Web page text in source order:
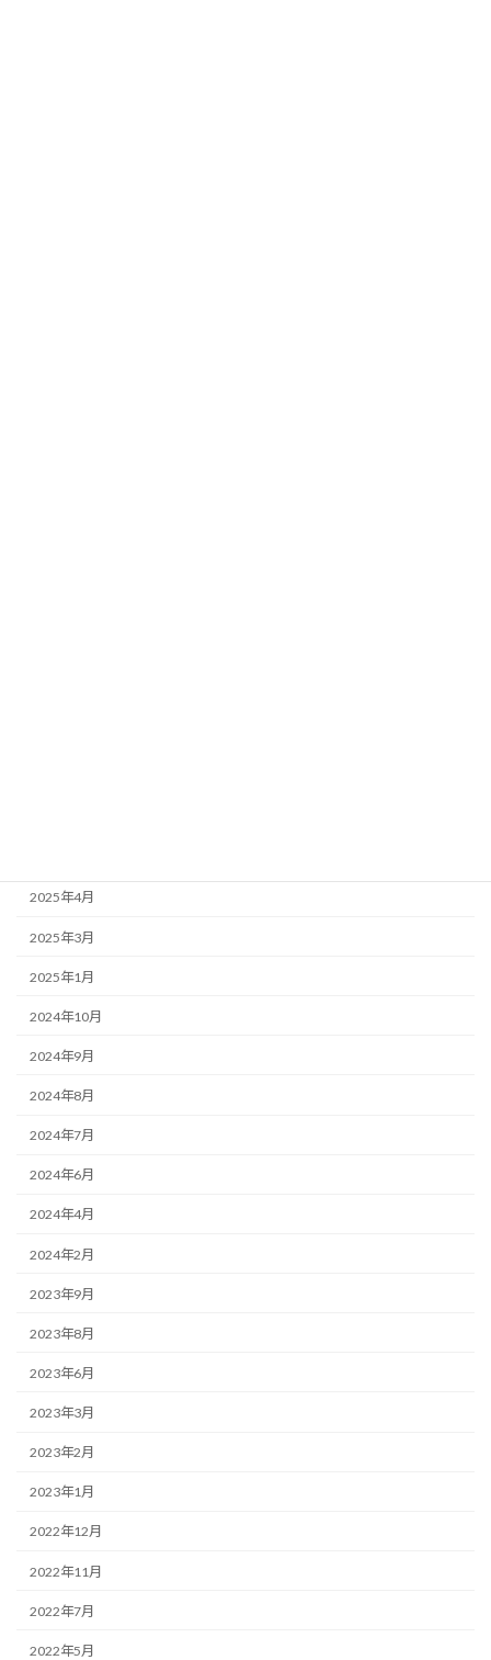
2025年4月
2025年3月
2025年1月
2024年10月
2024年9月
2024年8月
2024年7月
2024年6月
2024年4月
2024年2月
2023年9月
2023年8月
2023年6月
2023年3月
2023年2月
2023年1月
2022年12月
2022年11月
2022年7月
2022年5月